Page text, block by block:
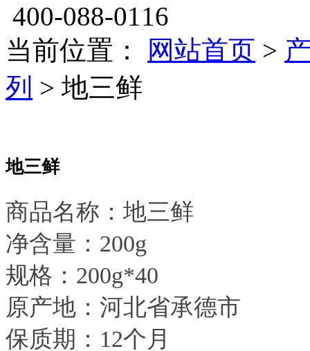
400-088-0116
当前位置：
网站首页 >
列 > 地三鲜
地三鲜
商品名称：地三鲜
净含量：200g
规格：200g*40
原产地：河北省承德市
保质期：12个月